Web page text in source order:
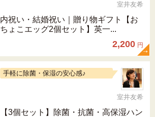
室井友希
内祝い・結婚祝い｜贈り物ギフト【お
ちょこエッグ2個セット】英一...
2,200 円
手軽に除菌・保湿の安心感♪
室井友希
【3個セット】除菌・抗菌・高保湿ハン